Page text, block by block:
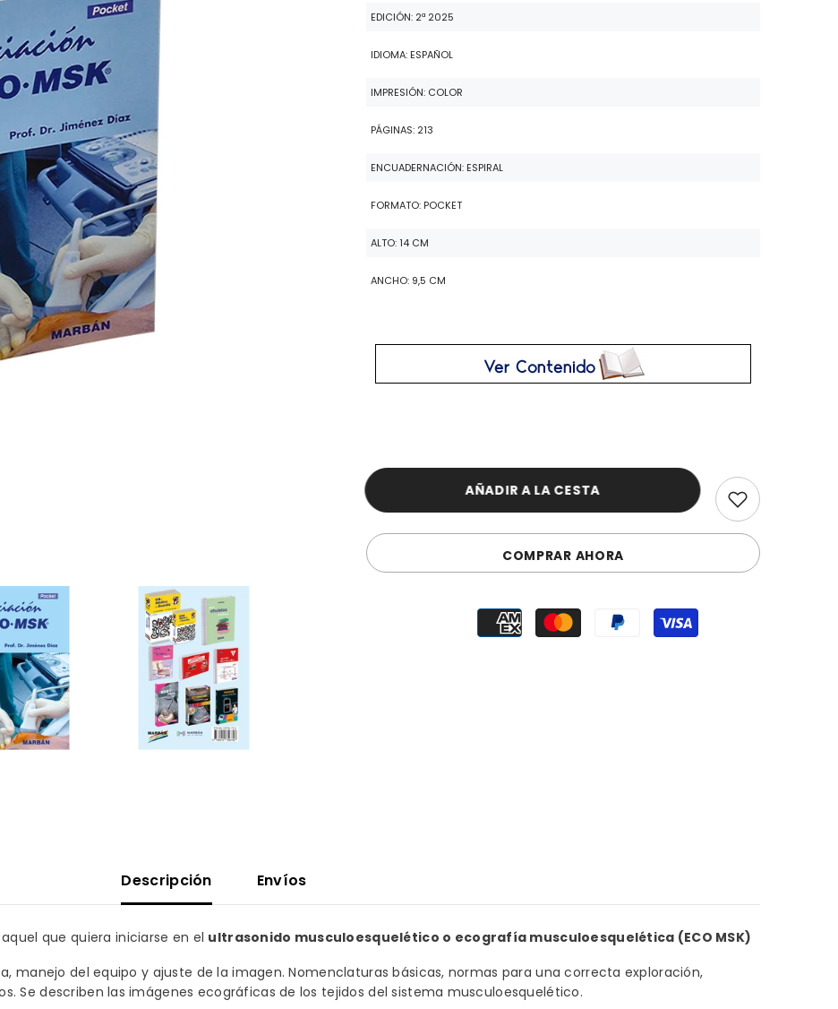
EDICIÓN: 2ª 2025
IDIOMA: ESPAÑOL
IMPRESIÓN: COLOR
PÁGINAS: 213
ENCUADERNACIÓN: ESPIRAL
FORMATO: POCKET
ALTO: 14 CM
ANCHO: 9,5 CM
AÑADIR A LA CESTA
COMPRAR AHORA
Descripción Envíos
que quiera iniciarse en el ultrasonido musculoesquelético o ecografía musculoesquelética (ECO MSK)
manejo del equipo y ajuste de la imagen. Nomenclaturas básicas, normas para una correcta exploración,
Se describen las imágenes ecográficas de los tejidos del sistema musculoesquelético.